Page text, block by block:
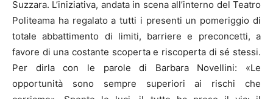
Suzzara. L’iniziativa, andata in scena all’interno del Teatro
Politeama ha regalato a tutti i presenti un pomeriggio di
totale abbattimento di limiti, barriere e preconcetti, a
favore di una costante scoperta e riscoperta di sé stessi.
Per dirla con le parole di Barbara Novellini: «Le
opportunità sono sempre superiori ai rischi che